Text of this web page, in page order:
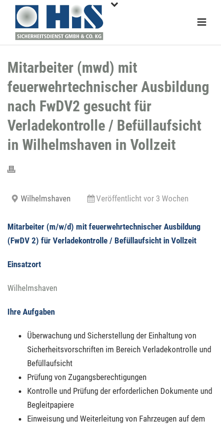
Mitarbeiter (mwd) mit
feuerwehrtechnischer Ausbildung
nach FwDV2 gesucht für
Verladekontrolle / Befüllaufsicht
in Wilhelmshaven in Vollzeit
Wilhelmshaven Veröffentlicht vor 3 Wochen
Mitarbeiter (m/w/d) mit feuerwehrtechnischer Ausbildung
(FwDV 2) für Verladekontrolle / Befüllaufsicht in Vollzeit
Einsatzort
Wilhelmshaven
Ihre Aufgaben
Überwachung und Sicherstellung der Einhaltung von
Sicherheitsvorschriften im Bereich Verladekontrolle und
Befüllaufsicht
Prüfung von Zugangsberechtigungen
Kontrolle und Prüfung der erforderlichen Dokumente und
Begleitpapiere
Einweisung und Weiterleitung von Fahrzeugen auf dem